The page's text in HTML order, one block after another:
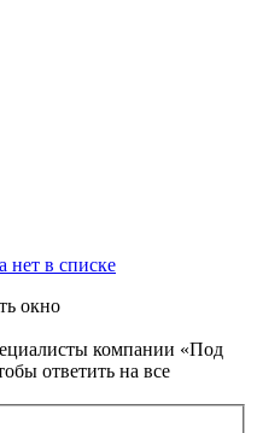
нет в списке
окно
компании «Под
ответить на все